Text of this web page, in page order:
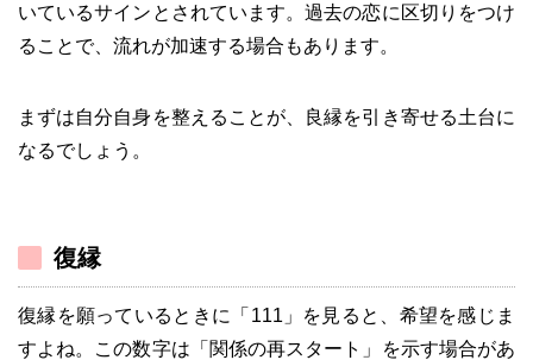
いているサインとされています。過去の恋に区切りをつけ
ることで、流れが加速する場合もあります。
まずは自分自身を整えることが、良縁を引き寄せる土台に
なるでしょう。
復縁
復縁を願っているときに「111」を見ると、希望を感じま
すよね。この数字は「関係の再スタート」を示す場合があ